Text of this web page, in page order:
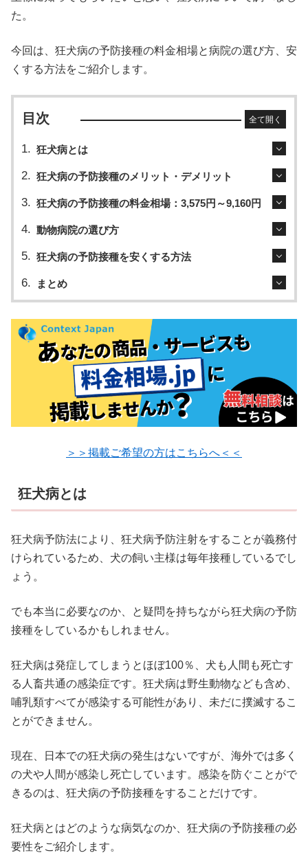
た。
今回は、狂犬病の予防接種の料金相場と病院の選び方、安
くする方法をご紹介します。
目次 全て開く
狂犬病とは
狂犬病の予防接種のメリット・デメリット
狂犬病の予防接種の料金相場：3,575円～9,160円
動物病院の選び方
狂犬病の予防接種を安くする方法
まとめ
＞＞掲載ご希望の方はこちらへ＜＜
狂犬病とは
狂犬病予防法により、狂犬病予防注射をすることが義務付
けられているため、犬の飼い主様は毎年接種しているでし
ょう。
でも本当に必要なのか、と疑問を持ちながら狂犬病の予防
接種をしているかもしれません。
狂犬病は発症してしまうとほぼ100％、犬も人間も死亡す
る人畜共通の感染症です。狂犬病は野生動物なども含め、
哺乳類すべてが感染する可能性があり、未だに撲滅するこ
とができません。
現在、日本での狂犬病の発生はないですが、海外では多く
の犬や人間が感染し死亡しています。感染を防ぐことがで
きるのは、狂犬病の予防接種をすることだけです。
狂犬病とはどのような病気なのか、狂犬病の予防接種の必
要性をご紹介します。